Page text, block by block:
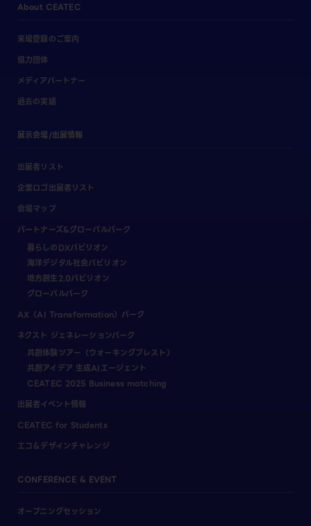
About CEATEC
来場登録のご案内
協力団体
メディアパートナー
過去の実績
展示会場/出展情報
出展者リスト
企業ロゴ出展者リスト
会場マップ
パートナーズ&グローバルパーク
暮らしのDXパビリオン
海洋デジタル社会パビリオン
地方創生2.0パビリオン
グローバルパーク
AX（AI Transformation）パーク
ネクスト ジェネレーションパーク
共創体験ツアー（ウォーキングブレスト）
共創アイデア 生成AIエージェント
CEATEC 2025 Business matching
出展者イベント情報
CEATEC for Students
エコ＆デザインチャレンジ
CONFERENCE & EVENT
オープニングセッション